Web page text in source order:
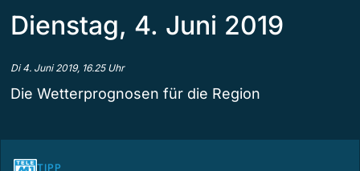
Dienstag, 4. Juni 2019
Di 4. Juni 2019, 16.25 Uhr
Die Wetterprognosen für die Region
TIPP